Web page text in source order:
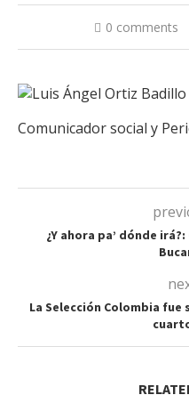
0 comments
Comunicador social y
¿Y ahora pa’ dónde
La Selección Colombia